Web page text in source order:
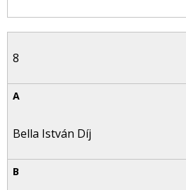
8
Bella István Díj